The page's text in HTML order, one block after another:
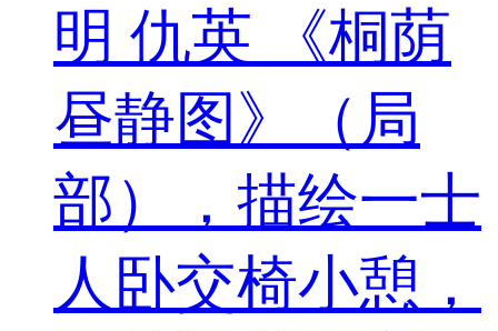
明 仇英 《桐荫
昼静图》（局
部），描绘一士
人卧交椅小憩，